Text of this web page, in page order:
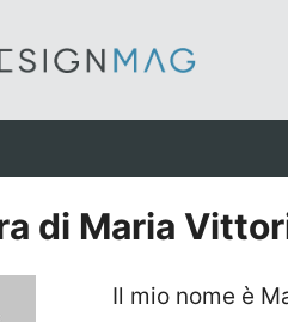
di Maria
Il mio nome è